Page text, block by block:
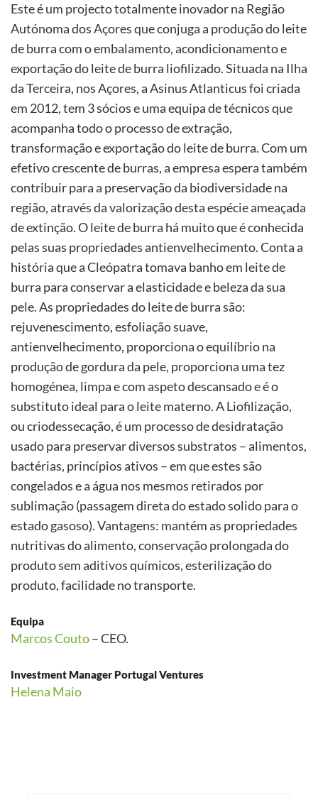
Este é um projecto totalmente inovador na Região
Autónoma dos Açores que conjuga a produção do leite
de burra com o embalamento, acondicionamento e
exportação do leite de burra liofilizado. Situada na Ilha
da Terceira, nos Açores, a Asinus Atlanticus foi criada
em 2012, tem 3 sócios e uma equipa de técnicos que
acompanha todo o processo de extração,
transformação e exportação do leite de burra. Com um
efetivo crescente de burras, a empresa espera também
contribuir para a preservação da biodiversidade na
região, através da valorização desta espécie ameaçada
de extinção. O leite de burra há muito que é conhecida
pelas suas propriedades antienvelhecimento. Conta a
história que a Cleópatra tomava banho em leite de
burra para conservar a elasticidade e beleza da sua
pele. As propriedades do leite de burra são:
rejuvenescimento, esfoliação suave,
antienvelhecimento, proporciona o equilíbrio na
produção de gordura da pele, proporciona uma tez
homogénea, limpa e com aspeto descansado e é o
substituto ideal para o leite materno. A Liofilização,
ou criodessecação, é um processo de desidratação
usado para preservar diversos substratos – alimentos,
bactérias, princípios ativos – em que estes são
congelados e a água nos mesmos retirados por
sublimação (passagem direta do estado solido para o
estado gasoso). Vantagens: mantém as propriedades
nutritivas do alimento, conservação prolongada do
produto sem aditivos químicos, esterilização do
produto, facilidade no transporte.
Equipa
Marcos Couto– CEO.
Investment Manager Portugal Ventures
Helena Maio